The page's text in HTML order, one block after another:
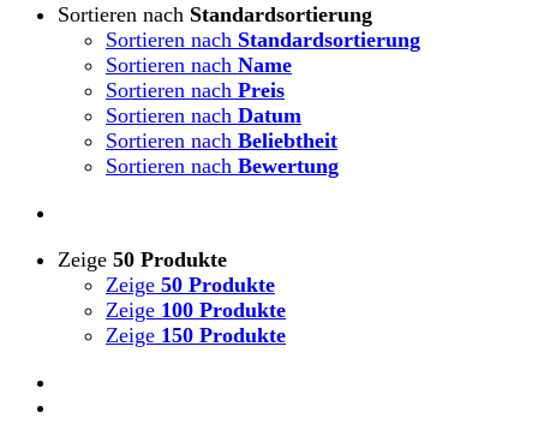
Sortieren nach Standardsortierung
Sortieren nach Standardsortierung
Sortieren nach Name
Sortieren nach Preis
Sortieren nach Datum
Sortieren nach Beliebtheit
Sortieren nach Bewertung
Zeige 50 Produkte
Zeige 50 Produkte
Zeige 100 Produkte
Zeige 150 Produkte